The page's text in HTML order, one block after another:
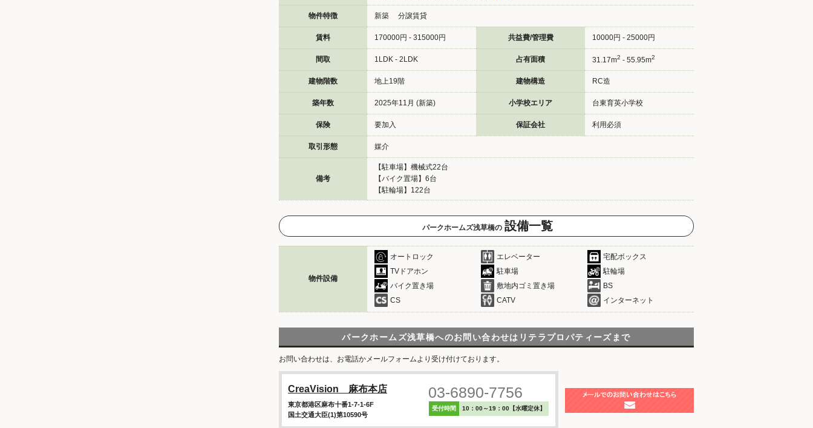
物件特徴 新築 分譲賃貸
賃料 170000円 - 315000円 共益費/管理費 10000円 - 25000円
間取 1LDK - 2LDK 占有面積 31.17m2 - 55.95m2
建物階数 地上19階 建物構造 RC造
築年数 2025年11月 (新築) 小学校エリア 台東育英小学校
保険 要加入 保証会社 利用必須
取引形態 媒介
備考
【駐車場】機械式22台
【バイク置場】6台
【駐輪場】122台
パークホームズ浅草橋の 設備一覧
物件設備
オートロック エレベーター
宅配ボックス
TVドアホン
駐車場
駐輪場
バイク置き場
敷地内ゴミ置き場
BS
CS
CATV インターネット
パークホームズ浅草橋へのお問い合わせは リテラプロパティーズまで
お問い合わせは、お電話かメールフォームより受け付けております。
CreaVision 麻布本店
東京都港区麻布十番1-7-1-6F
国土交通大臣(1)第10590号
03-6890-7756
受付時間 10：00～19：00【水曜定休】